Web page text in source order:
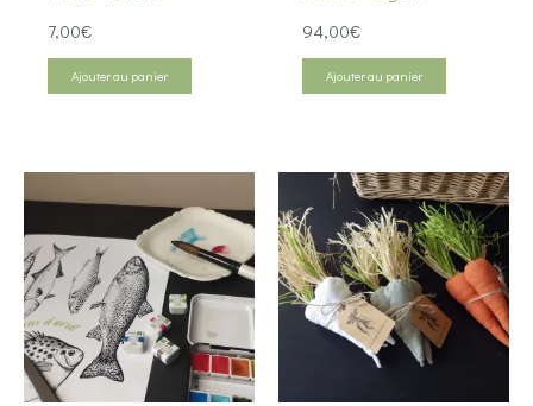
7,00€
Ajouter au panier
94,00€
Ajouter au panier